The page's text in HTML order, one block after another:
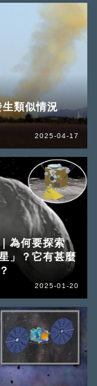
類似情況
2025-04-17
為何要探索
」？它有甚麼
2025-01-20